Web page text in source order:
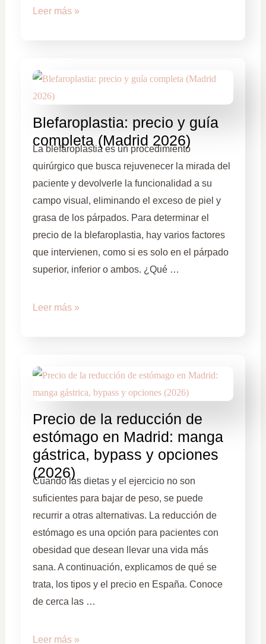
Leer más »
Blefaroplastia: precio y guía
completa (Madrid 2026)
La blefaroplastia es un procedimiento
quirúrgico que busca rejuvenecer la mirada del
paciente y devolverle la funcionalidad a su
campo visual, eliminando el exceso de piel y
grasa de los párpados. Para determinar el
precio de la blefaroplastia, hay varios factores
que intervienen, como si es solo en el párpado
superior, inferior o ambos. ¿Qué …
Leer más »
Precio de la reducción de
estómago en Madrid: manga
gástrica, bypass y opciones
(2026)
Cuando las dietas y el ejercicio no son
suficientes para bajar de peso, se puede
recurrir a otras alternativas. La reducción de
estómago es una opción para pacientes con
obesidad que desean llevar una vida más
sana. A continuación, explicamos de qué se
trata, los tipos y el precio en España. Conoce
de cerca las …
Leer más »